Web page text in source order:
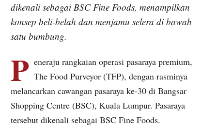
dikenali sebagai BSC Fine Foods, menampilkan
konsep beli-belah dan menjamu selera di bawah
satu bumbung.
P eneraju rangkaian operasi pasaraya premium,
The Food Purveyor (TFP), dengan rasminya
melancarkan cawangan pasaraya ke-30 di Bangsar
Shopping Centre (BSC), Kuala Lumpur. Pasaraya
tersebut dikenali sebagai BSC Fine Foods.